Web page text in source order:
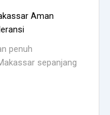
Aman
penuh
sepanjang